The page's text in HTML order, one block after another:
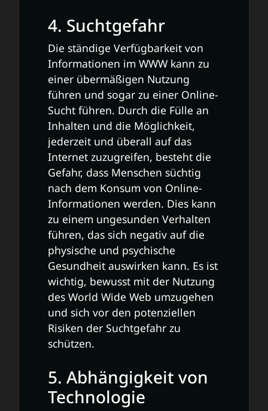
4. Suchtgefahr
Die ständige Verfügbarkeit von
Informationen im WWW kann zu
einer übermäßigen Nutzung
führen und sogar zu einer Online-
Sucht führen. Durch die Fülle an
Inhalten und die Möglichkeit,
jederzeit und überall auf das
Internet zuzugreifen, besteht die
Gefahr, dass Menschen süchtig
nach dem Konsum von Online-
Informationen werden. Dies kann
zu einem ungesunden Verhalten
führen, das sich negativ auf die
physische und psychische
Gesundheit auswirken kann. Es ist
wichtig, bewusst mit der Nutzung
des World Wide Web umzugehen
und sich vor den potenziellen
Risiken der Suchtgefahr zu
schützen.
5. Abhängigkeit von
Technologie